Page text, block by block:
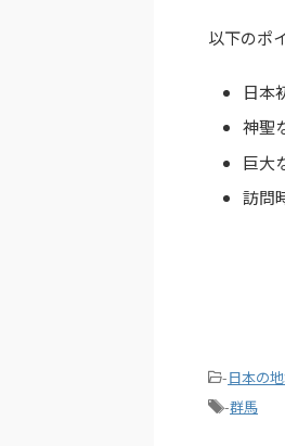
以下のポ
日本
神聖
巨大
訪問
-日本の
-群馬